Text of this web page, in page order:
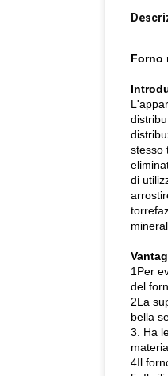
Forno
stesso
di
1Per
del
2La
bella
3. Ha
4Il